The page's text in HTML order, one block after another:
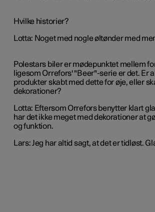
Hvilke historier?
Lotta: Noget med nogle øltønder med
Polestars biler er mødepunktet mellem
ligesom Orrefors' "Beer"-serie er det. Er
produkter skabt med dette for øje, eller
dekorationer?
Lotta: Eftersom Orrefors benytter klart
har det ikke meget med dekorationer at
og funktion.
Lars: Jeg har altid sagt, at det er tidløst.